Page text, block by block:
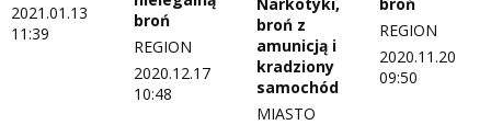
2021.01.13
11:39
broń
REGION
2020.12.17
10:48
broń z
amunicją i
kradziony
samochód
MIASTO
REGION
2020.11.20
09:50